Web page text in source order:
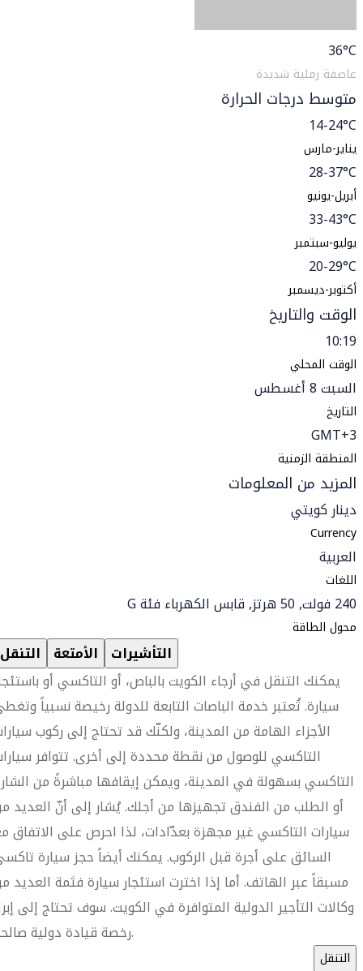
36°C
عاصفة رملية شديدة
متوسط درجات الحرارة
14-24°C
يناير-مارس
28-37°C
أبريل-يونيو
33-43°C
يوليو-سبتمبر
20-29°C
أكتوبر-ديسمبر
الوقت والتاريخ
10:19
الوقت المحلي
السبت 8 أغسطس
التاريخ
GMT+3
المنطقة الزمنية
المزيد من المعلومات
دينار كويتي
Currency
العربية
اللغات
240 فولت, 50 هرتز, قابس الكهرباء فئة G
محول الطاقة
التنقل الأمتعة التأشيرات
يمكنك التنقل في أرجاء الكويت بالباص، أو التاكسي أو
سيارة. تُعتبر خدمة الباصات التابعة للدولة رخيصة نسبياً
الأجزاء الهامة من المدينة، ولكنّك قد تحتاج إلى ركوب
التاكسي للوصول من نقطة محددة إلى أخرى. تتوافر
التاكسي بسهولة في المدينة، ويمكن إيقافها مباشرةً من
أو الطلب من الفندق تجهيزها من أجلك. يُشار إلى أنّ العديد
سيارات التاكسي غير مجهزة بعدّادات، لذا احرص على الاتفاق
السائق على أجرة قبل الركوب. يمكنك أيضاً حجز سيارة
مسبقاً عبر الهاتف. أما إذا اخترت استئجار سيارة فثمة العديد
وكالات التأجير الدولية المتوافرة في الكويت. سوف تحتاج إلى
رخصة قيادة دولية صالحة.
التنقل